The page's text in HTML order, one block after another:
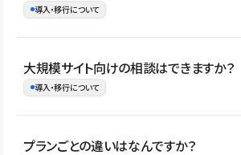
ォリオなど幅広く制作できます。
導入・移行について
はい。既存サイトの構成やコンテンツ、URLを
Studio上に再構築する形で移行できます。
イト全体のデザインや設定がそのまま移行され
大規模サイト向けの相談はできますか？
導入・移行について
はい。アクセス規模が大きいサイトや、複数部
プランごとの違いはなんですか？